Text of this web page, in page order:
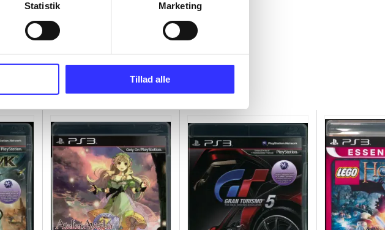
Statistik Marketing
Tillad alle